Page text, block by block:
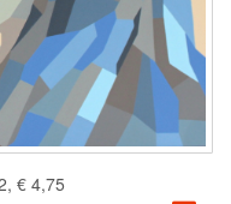
€ 4,75